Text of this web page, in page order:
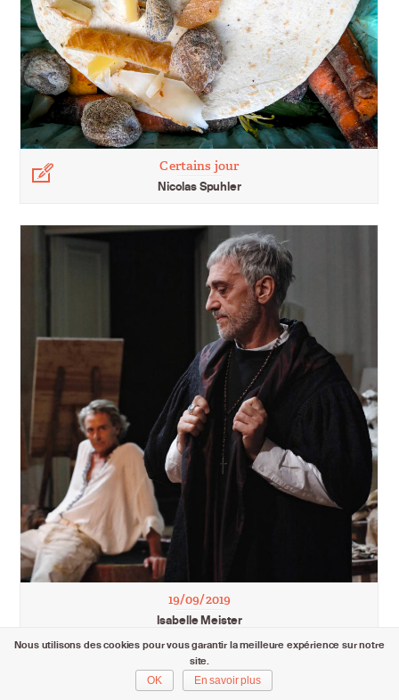
Certains jour
Nicolas Spuhler
19/09/2019
Isabelle Meister
Nous utilisons des cookies pour vous garantir la meilleure expérience sur notre
site.
OK
En savoir plus